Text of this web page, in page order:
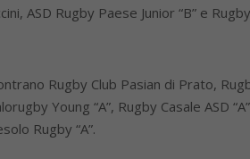
ASD Rugby Paese Junior “B” e
Rugby Club Pasian di Prato,
Young “A”, Rugby Casale ASD
Rugby “A”.